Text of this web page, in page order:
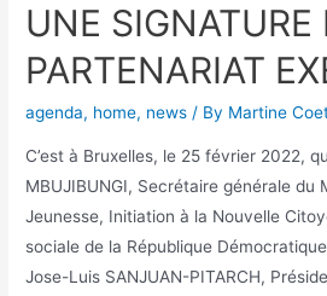
UNE SIGNATURE
PARTENARIAT
agenda, home, news / By Martine
C’est à Bruxelles, le 25 février 2022,
MBUJIBUNGI, Secrétaire générale du
Jeunesse, Initiation à la Nouvelle
sociale de la République
Jose-Luis SANJUAN-PITARCH,